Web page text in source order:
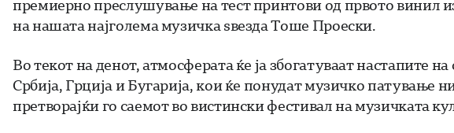
премиерно преслушување на тест принтови од првото винил
на нашата најголема музичка ѕвезда Тоше Проески.
Во текот на денот, атмосферата ќе ја збогатуваат настапите
Србија, Грција и Бугарија, кои ќе понудат музичко патување
претворајќи го саемот во вистински фестивал на музичката